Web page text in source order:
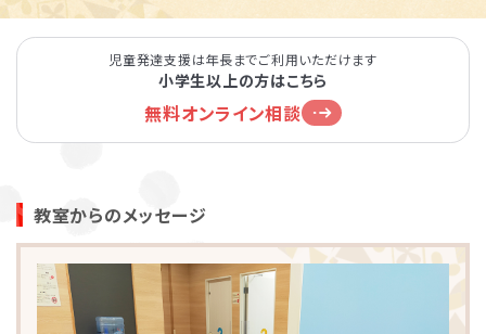
児童発達支援は年長までご利用いただけます
小学生以上の方はこちら
無料オンライン相談
教室からのメッセージ